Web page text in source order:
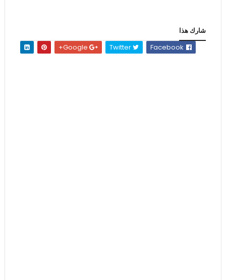
شارك هذا
Twitter